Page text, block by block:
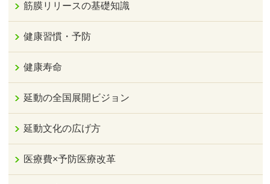
筋膜リリースの基礎知識
健康習慣・予防
健康寿命
延動の全国展開ビジョン
延動文化の広げ方
医療費×予防医療改革